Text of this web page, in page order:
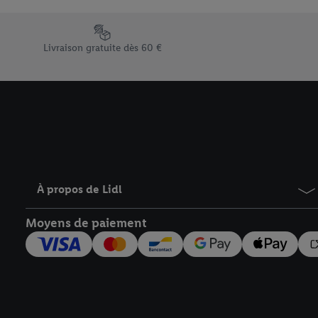
Élément du pied de page avec les différents arguments de
Livraison gratuite dès 60 €
À propos de Lidl
Moyens de paiement
informations sur la